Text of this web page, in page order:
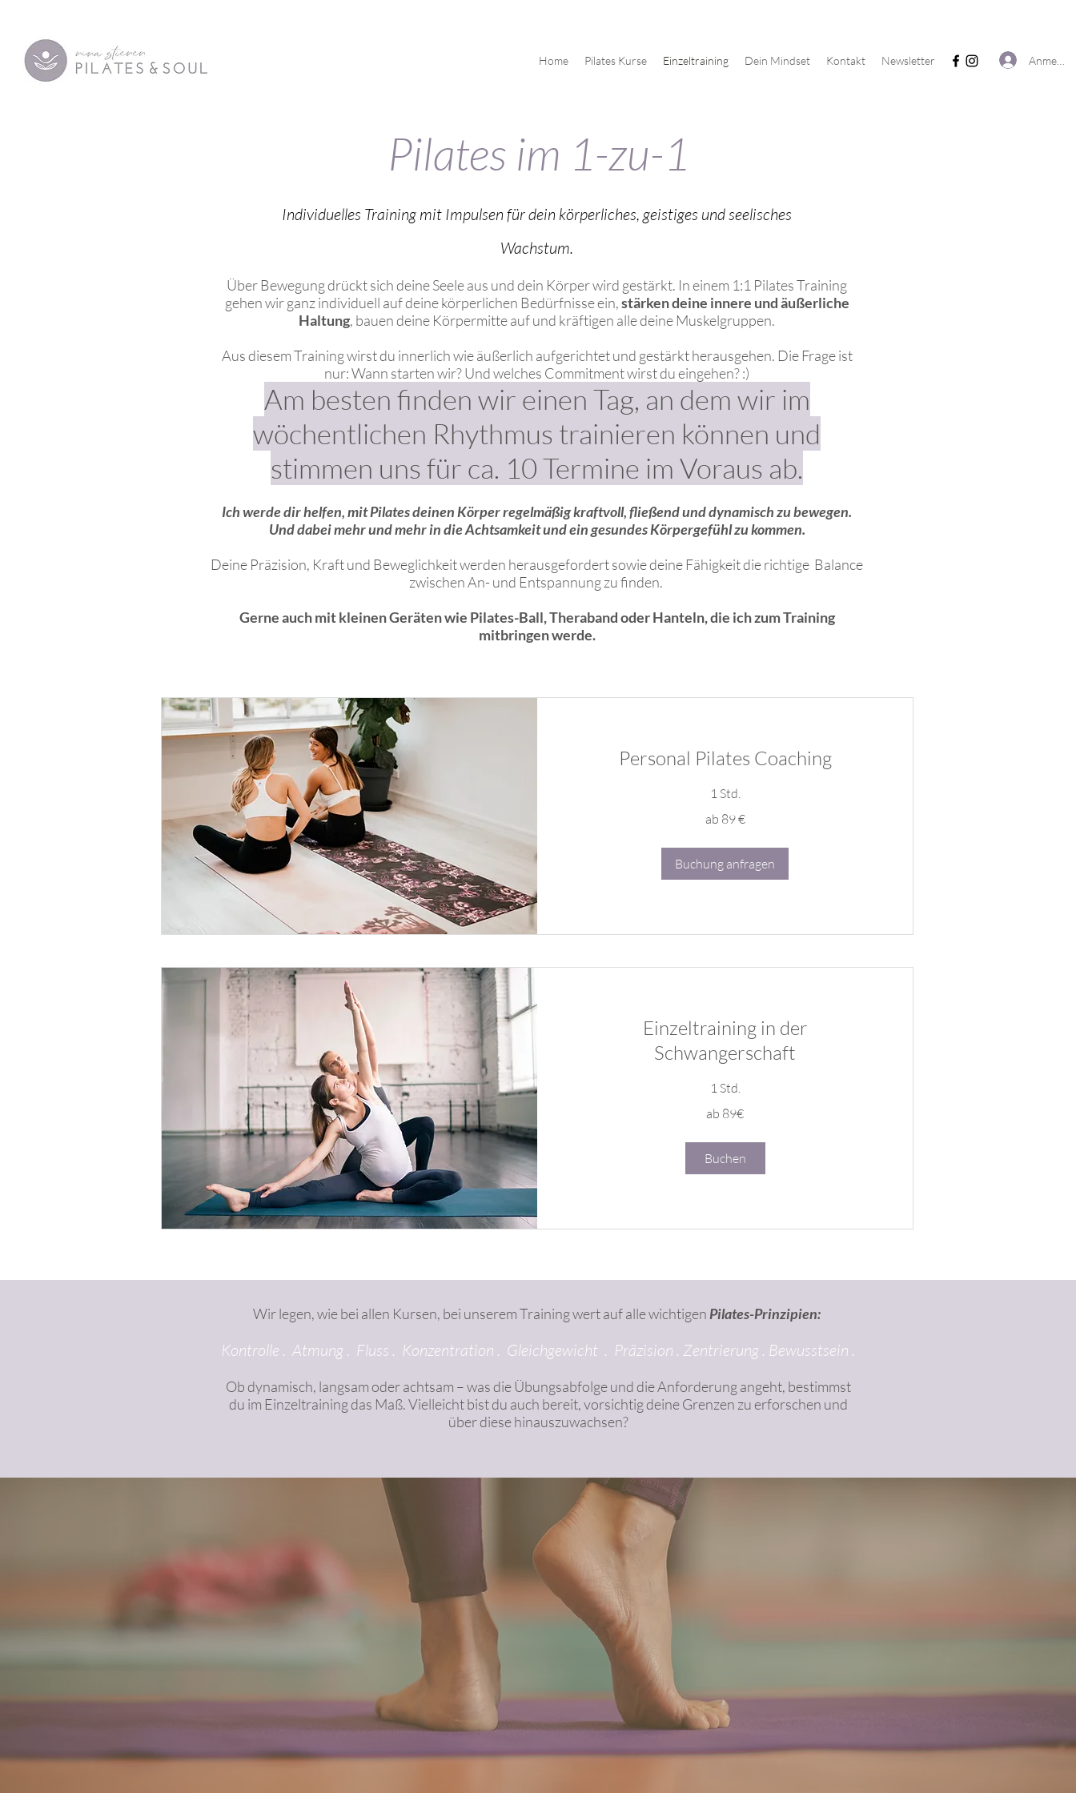
Home Pilates Kurse Einzeltraining Dein Mindset Kontakt Newsletter
Pilates im 1-zu-1
Individuelles Training mit Impulsen für dein körperliches, geistiges und seelisches
Wachstum.
Über Bewegung drückt sich deine Seele aus und dein Körper wird gestärkt. In einem 1:1 Pilates Training
gehen wir ganz individuell auf deine körperlichen Bedürfnisse ein,stärken deine innere und äußerliche
Haltung, bauen deine Körpermitte auf und kräftigen alle deine Muskelgruppen.
Aus diesem Training wirst du innerlich wie äußerlich aufgerichtet und gestärkt herausgehen. Die Frage ist
nur: Wann starten wir? Und welches Commitment wirst du eingehen? :)
Am besten finden wir einen Tag, an dem wir im
wöchentlichen Rhythmus trainieren können und
stimmen uns für ca. 10 Termine im Voraus ab.
Ich werde dir helfen, mit Pilates deinen Körper regelmäßig kraftvoll, fließend und dynamisch zu bewegen.
Und dabei mehr und mehr in die Achtsamkeit und ein gesundes Körpergefühl zu kommen.
Deine Präzision, Kraft und Beweglichkeit werden herausgefordert sowie deine Fähigkeit die richtige Balance
zwischen An- und Entspannung zu finden.
Gerne auch mit kleinen Geräten wie Pilates-Ball, Therabandoder Hanteln, die ich zum Training
mitbringen werde.
Personal Pilates Coaching
1 Std.
ab 89 €
Buchung anfragen
Einzeltraining in der
Schwangerschaft
1 Std.
ab 89€
Buchen
Wir legen, wie bei allen Kursen, bei unserem Training wert auf alle wichtigen Pilates-Prinzipien:
Kontrolle . Atmung . Fluss . Konzentration . Gleichgewicht . Präzision . Zentrierung . Bewusstsein .
Ob dynamisch, langsam oder achtsam – was die Übungsabfolge und die Anforderung angeht, bestimmst
du im Einzeltraining das Maß. Vielleicht bist du auch bereit, vorsichtig deine Grenzen zu erforschen und
über diese hinauszuwachsen?